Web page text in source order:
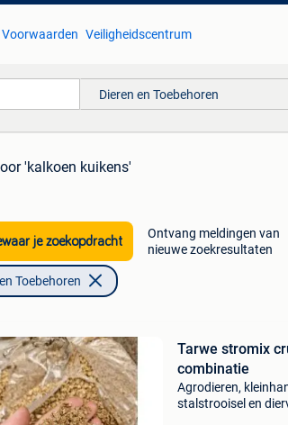
Voorwaarden Veiligheidscentrum
Dieren en Toebehoren
'kalkoen kuikens'
je zoekopdracht
Ontvang meldingen van
nieuwe zoekresultaten
Toebehoren
Tarwe stromix
combinatie
Agrodieren,
stalstrooisel en